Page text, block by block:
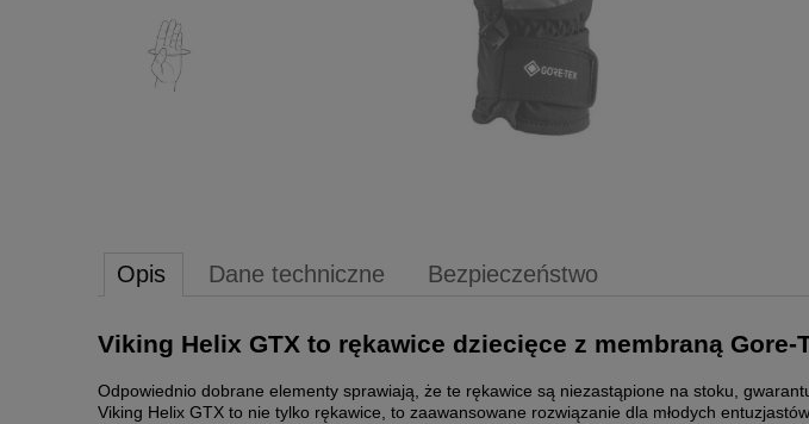
Opis Dane techniczne Bezpieczeństwo
Viking Helix GTX to rękawice dziecięce z membraną Gore-
Odpowiednio dobrane elementy sprawiają, że te rękawice są niezastąpione na stoku,
Viking Helix GTX to nie tylko rękawice, to zaawansowane rozwiązanie dla młodych